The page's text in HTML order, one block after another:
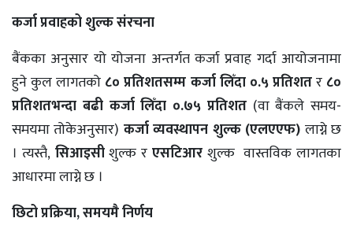
कर्जा प्रवाहको शुल्क संरचना
बैंकका अनुसार यो योजना अन्तर्गत कर्जा प्रवाह गर्दा आयोजनामा
हुने कुल लागतको ८० प्रतिशतसम्म कर्जा लिँदा ०.५ प्रतिशतर ८०
प्रतिशतभन्दा बढी कर्जा लिँदा ०.७५ प्रतिशत (वा बैंकले समय-
समयमा तोकेअनुसार) कर्जा व्यवस्थापन शुल्क (एलएएफ) लाग्ने छ
। त्यस्तै, सिआइसीशुल्क र एसटिआरशुल्क वास्तविक लागतका
आधारमा लाग्ने छ ।
छिटो प्रक्रिया, समयमै निर्णय